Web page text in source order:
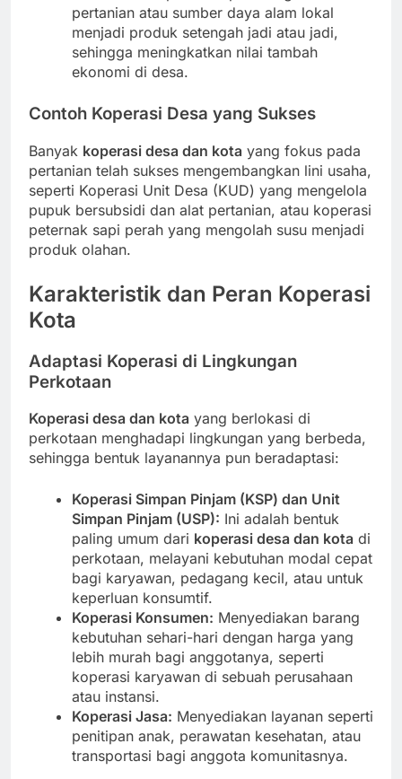
pertanian atau sumber daya alam lokal
menjadi produk setengah jadi atau jadi,
sehingga meningkatkan nilai tambah
ekonomi di desa.
Contoh Koperasi Desa yang Sukses
Banyak koperasi desa dan kota yang fokus pada
pertanian telah sukses mengembangkan lini usaha,
seperti Koperasi Unit Desa (KUD) yang mengelola
pupuk bersubsidi dan alat pertanian, atau koperasi
peternak sapi perah yang mengolah susu menjadi
produk olahan.
Karakteristik dan Peran Koperasi
Kota
Adaptasi Koperasi di Lingkungan
Perkotaan
Koperasi desa dan kota yang berlokasi di
perkotaan menghadapi lingkungan yang berbeda,
sehingga bentuk layanannya pun beradaptasi:
Koperasi Simpan Pinjam (KSP) dan Unit
Simpan Pinjam (USP): Ini adalah bentuk
paling umum dari koperasi desa dan kota di
perkotaan, melayani kebutuhan modal cepat
bagi karyawan, pedagang kecil, atau untuk
keperluan konsumtif.
Koperasi Konsumen: Menyediakan barang
kebutuhan sehari-hari dengan harga yang
lebih murah bagi anggotanya, seperti
koperasi karyawan di sebuah perusahaan
atau instansi.
Koperasi Jasa: Menyediakan layanan seperti
penitipan anak, perawatan kesehatan, atau
transportasi bagi anggota komunitasnya.